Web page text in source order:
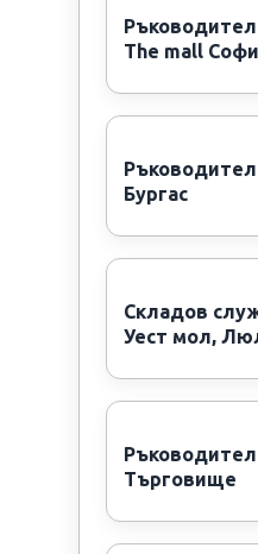
The mall
Бургас
Складов
Уест мол,
Търговище